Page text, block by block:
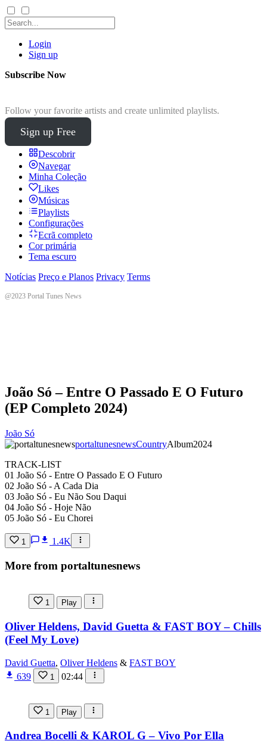
Login
Sign up
Subscribe Now
Follow your favorite artists and create unlimited playlists.
Sign up Free
Descobrir
Navegar
Minha Coleção
Likes
Músicas
Playlists
Configurações
Ecrã completo
Cor primária
Tema escuro
Notícias Preço e Planos Privacy Terms
@2023 Portal Tunes News
João Só – Entre O Passado E O Futuro
(EP Completo 2024)
João Só
portaltunesnewsCountryAlbum2024
TRACK-LIST
01 João Só - Entre O Passado E O Futuro
02 João Só - A Cada Dia
03 João Só - Eu Não Sou Daqui
04 João Só - Hoje Não
05 João Só - Eu Chorei
1 1.4K
More from portaltunesnews
1 Play
Oliver Heldens, David Guetta & FAST BOY – Chills
(Feel My Love)
David Guetta, Oliver Heldens & FAST BOY
639
1 02:44
1 Play
Andrea Bocelli & KAROL G – Vivo Por Ella